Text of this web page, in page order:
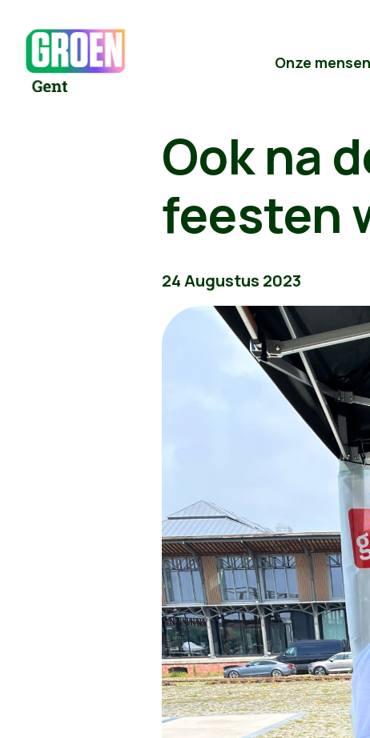
Onze mensen
Ook na
feesten
24 Augustus 2023